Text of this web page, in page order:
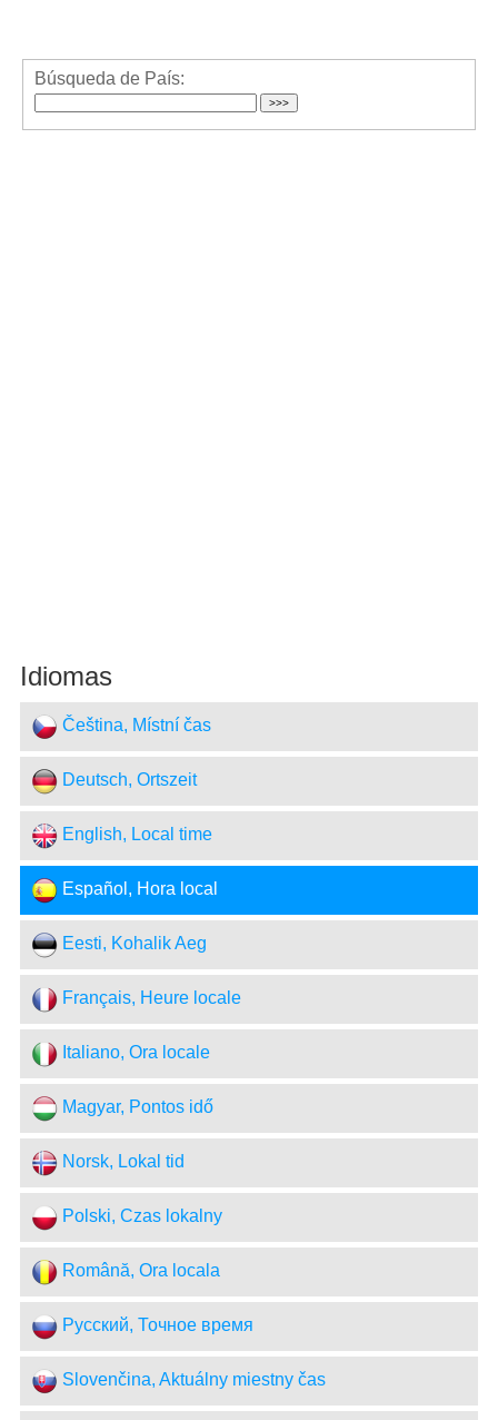
Búsqueda de País:
Idiomas
Čeština, Místní čas
Deutsch, Ortszeit
English, Local time
Español, Hora local
Eesti, Kohalik Aeg
Français, Heure locale
Italiano, Ora locale
Magyar, Pontos idő
Norsk, Lokal tid
Polski, Czas lokalny
Română, Ora locala
Русский, Точное время
Slovenčina, Aktuálny miestny čas